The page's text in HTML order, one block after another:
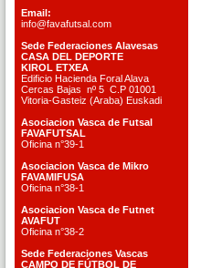
Email:
info@favafutsal.com
Sede Federaciones Alavesas
CASA DEL DEPORTE
KIROL ETXEA
Edificio Hacienda Foral Alava
Cercas Bajas nº 5 C.P 01001
Vitoria-Gasteiz (Araba) Euskadi
Asociacion Vasca de Futsal
FAVAFUTSAL
Oficina n°39-1
Asociacion Vasca de Mikro
FAVAMIFUSA
Oficina n°38-1
Asociacion Vasca de Futnet
AVAFUT
Oficina n°38-2
Sede Federaciones Vascas
CAMPO DE FÚTBOL DE